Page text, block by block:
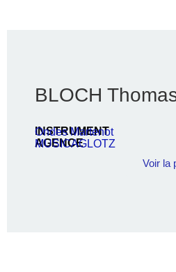
BLOCH
INSTRUMENT
Ondes Martenot
AGENCE
MUSICAGLOTZ
Voir la